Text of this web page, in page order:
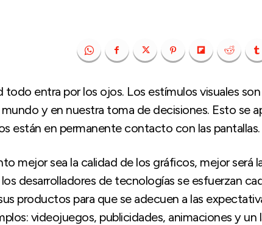
todo entra por los ojos. Los estímulos visuales
y en nuestra toma de decisiones. Esto se
están en permanente contacto con las pantallas.
mejor sea la calidad de los gráficos, mejor será
desarrolladores de tecnologías se esfuerzan
productos para que se adecuen a las
videojuegos, publicidades, animaciones y un